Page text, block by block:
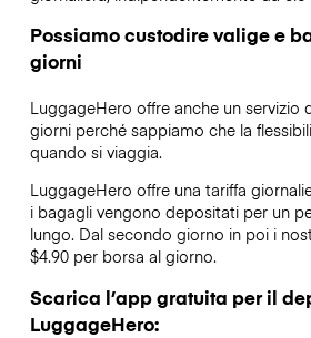
Possiamo custodire valige e
giorni
LuggageHero offre anche un servizio
giorni perché sappiamo che la
quando si viaggia.
LuggageHero offre una tariffa
i bagagli vengono depositati per un
lungo. Dal secondo giorno in poi i
$4.90 per borsa al giorno.
Scarica l’app gratuita per il
LuggageHero: